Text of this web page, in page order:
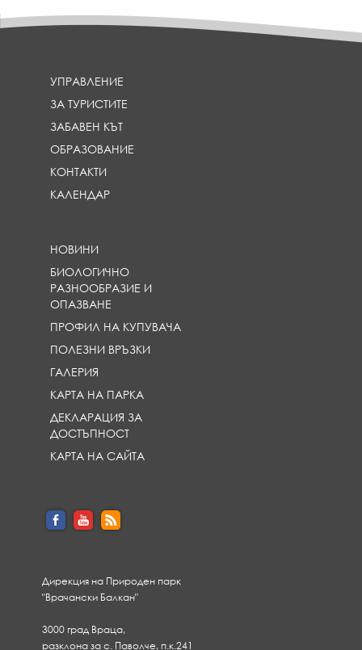
УПРАВЛЕНИЕ
ЗА ТУРИСТИТЕ
ЗАБАВЕН КЪТ
ОБРАЗОВАНИЕ
КОНТАКТИ
КАЛЕНДАР
НОВИНИ
БИОЛОГИЧНО
РАЗНООБРАЗИЕ И
ОПАЗВАНЕ
ПРОФИЛ НА КУПУВАЧА
ПОЛЕЗНИ ВРЪЗКИ
ГАЛЕРИЯ
КАРТА НА ПАРКА
ДЕКЛАРАЦИЯ ЗА
ДОСТЪПНОСТ
КАРТА НА САЙТА
Дирекция на Природен парк
"Врачански Балкан"
3000 град Враца,
разклона за с. Паволче, п.к.241